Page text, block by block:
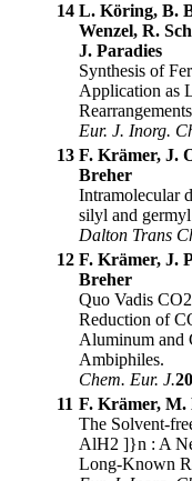
14 L. Köring, B.
Wenzel, R.
J. Paradies
Synthesis of
Application as
Eur. J. Inorg.
13 F. Krämer, J.
Breher
Intramolecular
silyl and
Dalton Trans
12 F. Krämer, J.
Breher
Quo Vadis
Reduction of
Aluminum and
Ambiphiles.
Chem. Eur. J.
11 F. Krämer, M.
The Solvent-
AlH2 ]}n : A
Long-Known